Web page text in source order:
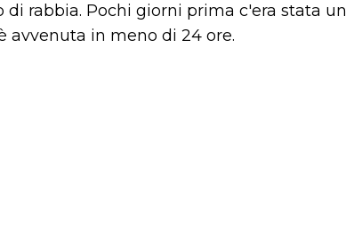
rabbia. Pochi giorni prima c'era stata un
avvenuta in meno di 24 ore.